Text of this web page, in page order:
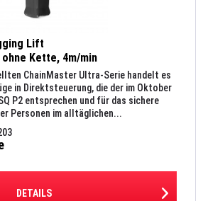
Lift
ohne Kette, 4m/min
ChainMaster Ultra-Serie handelt es
in Direktsteuerung, die der im Oktober
P2 entsprechen und für das sichere
Personen im alltäglichen...
DETAILS